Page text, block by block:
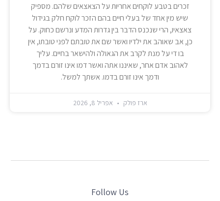
זכרים בטבע לוקחים אחריות על הצאצאים שלהם. מספיק
שיש מין אחד של בעלי חיים בהם הזכר לוקח חלק בגידול
צאצאיו, הרי שנכנס הדבר בין גדרות המדע ונרשם כחוק. על
כן, אב שאוהב את ילדיו ואשר שם את טובתם לפני טובתו, אין
בו די על מנת לקרב את הגאולה ולהישאר בחיים. עליך
לאהוב אדם אחר, שאיננו אתה ואשר דמו אינו זורם בדמך
ודמך אינו זורם בדמו. אשתך למשל.
ארז פולק אפריל 8, 2026
Follow Us